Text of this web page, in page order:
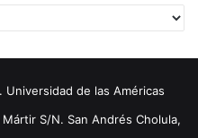
de las Américas
S/N. San Andrés Cholula,